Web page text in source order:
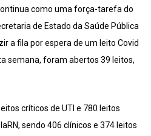
como uma força-tarefa do
de Estado da Saúde Pública
a fila por espera de um leito Covid
semana, foram abertos 39 leitos,
críticos de UTI e 780 leitos
sendo 406 clínicos e 374 leitos